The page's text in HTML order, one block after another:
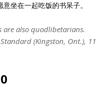
坐在一起吃饭的书呆子。
are also quodlibetarians.
(Kingston, Ont.), 11